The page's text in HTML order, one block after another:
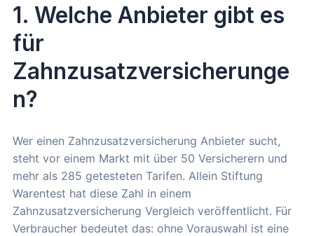
1. Welche Anbieter gibt es
für
Zahnzusatzversicherunge
n?
Wer einen Zahnzusatzversicherung Anbieter sucht,
steht vor einem Markt mit über 50 Versicherern und
mehr als 285 getesteten Tarifen. Allein Stiftung
Warentest hat diese Zahl in einem
Zahnzusatzversicherung Vergleich veröffentlicht. Für
Verbraucher bedeutet das: ohne Vorauswahl ist eine